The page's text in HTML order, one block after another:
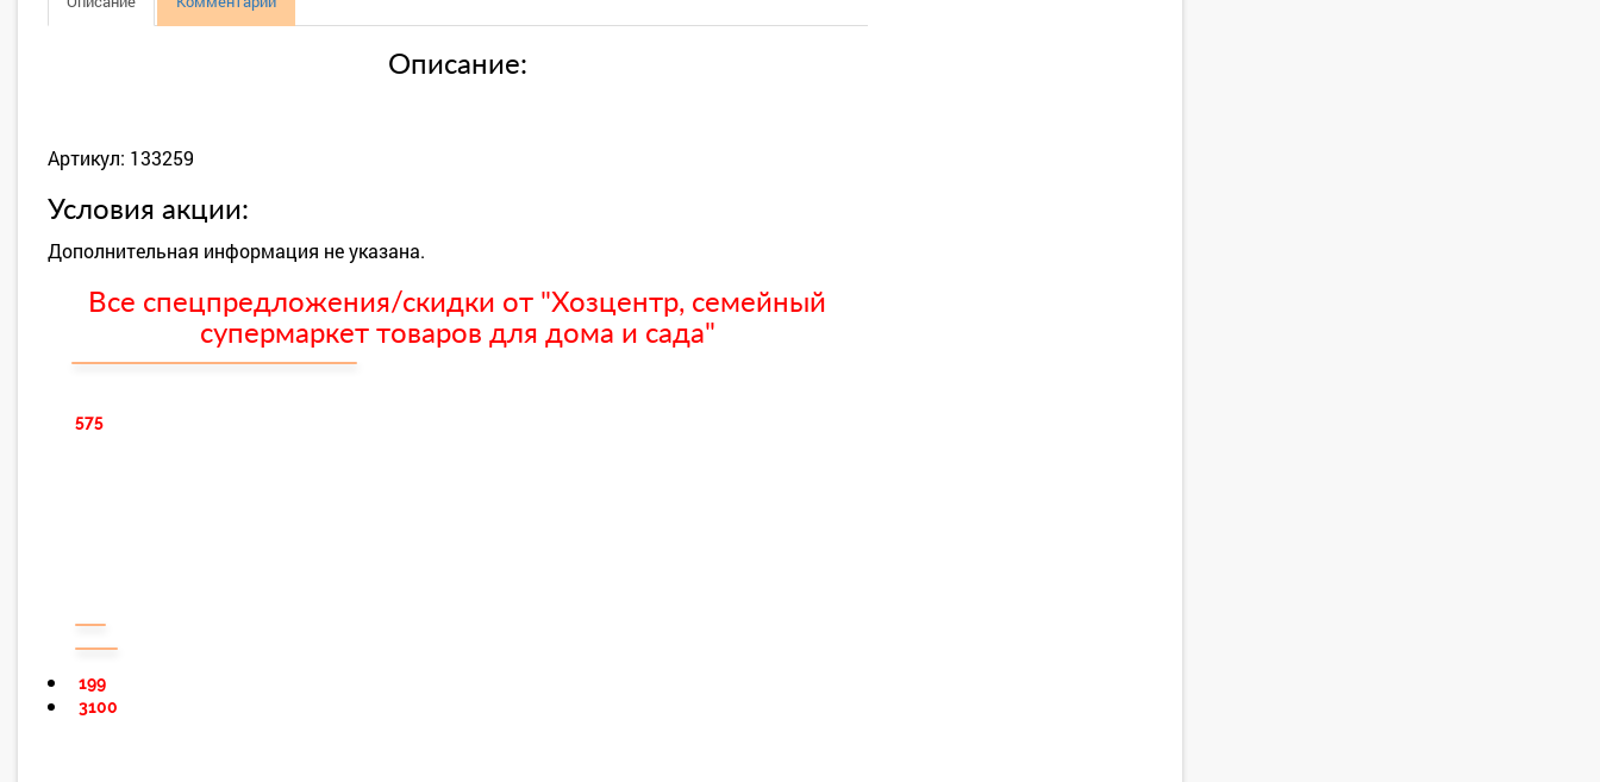
Описание:
Артикул: 133259
Условия акции:
Дополнительная информация не указана.
Все спецпредложения/скидки от "Хозцентр, семейный
супермаркет товаров для дома и сада"
575
199
3100